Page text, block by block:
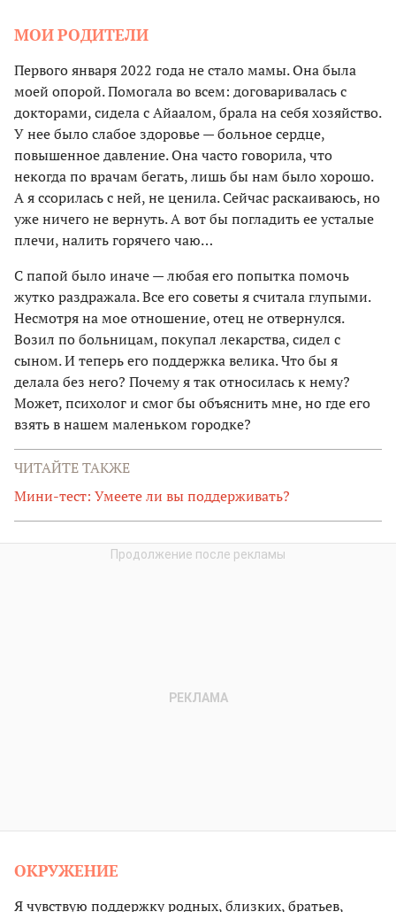
МОИРОДИТЕЛИ
Первого января 2022 года не стало мамы. Она была
моей опорой. Помогала во всем: договаривалась с
докторами, сидела с Айаалом, брала на себя хозяйство.
У нее было слабое здоровье — больное сердце,
повышенное давление. Она часто говорила, что
некогда по врачам бегать, лишь бы нам было хорошо.
А я ссорилась с ней, не ценила. Сейчас раскаиваюсь, но
уже ничего не вернуть. А вот бы погладить ее усталые
плечи, налить горячего чаю…
С папой было иначе — любая его попытка помочь
жутко раздражала. Все его советы я считала глупыми.
Несмотря на мое отношение, отец не отвернулся.
Возил по больницам, покупал лекарства, сидел с
сыном. И теперь его поддержка велика. Что бы я
делала без него? Почему я так относилась к нему?
Может, психолог и смог бы объяснить мне, но где его
взять в нашем маленьком городке?
ЧИТАЙТЕ ТАКЖЕ
Мини-тест: Умеете ли вы поддерживать?
ОКРУЖЕНИЕ
Я чувствую поддержку родных, близких, братьев,